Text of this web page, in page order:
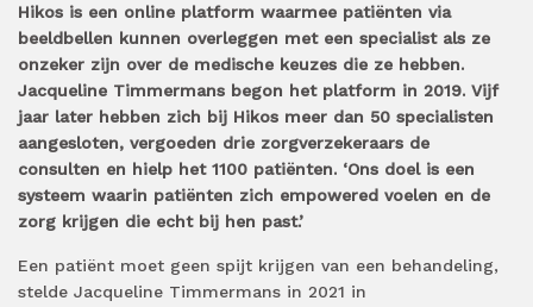
Hikos is een online platform waarmee patiënten via
beeldbellen kunnen overleggen met een specialist als ze
onzeker zijn over de medische keuzes die ze hebben.
Jacqueline Timmermans begon het platform in 2019. Vijf
jaar later hebben zich bij Hikos meer dan 50 specialisten
aangesloten, vergoeden drie zorgverzekeraars de
consulten en hielp het 1100 patiënten. ‘Ons doel is een
systeem waarin patiënten zich empowered voelen en de
zorg krijgen die echt bij hen past.’
Een patiënt moet geen spijt krijgen van een behandeling,
stelde Jacqueline Timmermans in 2021 in